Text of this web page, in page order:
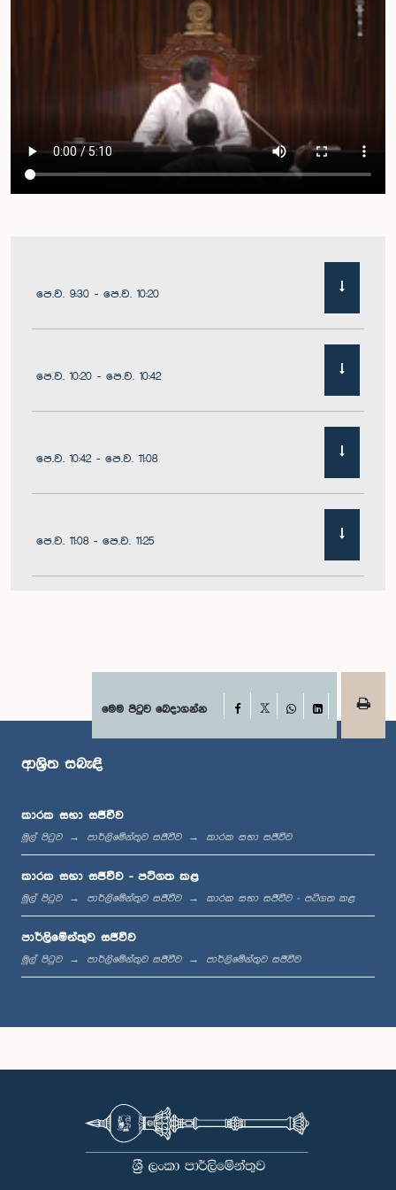
පෙ.ව. 9:30 - පෙ.ව. 10:20
පෙ.ව. 10:20 - පෙ.ව. 10:42
පෙ.ව. 10:42 - පෙ.ව. 11:08
පෙ.ව. 11:08 - පෙ.ව. 11:25
පෙ.ව. 11:48 - ප.ව. 12:05
ප.ව. 12:12 - ප.ව. 12:23
ප.ව. 12:23 - ප.ව. 12:30
ප.ව. 1:16 - ප.ව. 1:30
මෙම පිටුව බෙදාගන්න Facebook
WhatsApp
LinkedIn
ආශ්‍රිත සබැඳි
කාරක සභා සජීවීව
මුල් පිටුව පාර්ලිමේන්තුව සජීවීව කාරක සභා සජීවීව
කාරක සභා සජීවීව - පටිගත කළ
මුල් පිටුව පාර්ලිමේන්තුව සජීවීව කාරක සභා සජීවීව - පටිගත කළ
පාර්ලිමේන්තුව සජීවීව
මුල් පිටුව පාර්ලිමේන්තුව සජීවීව පාර්ලිමේන්තුව සජීවීව